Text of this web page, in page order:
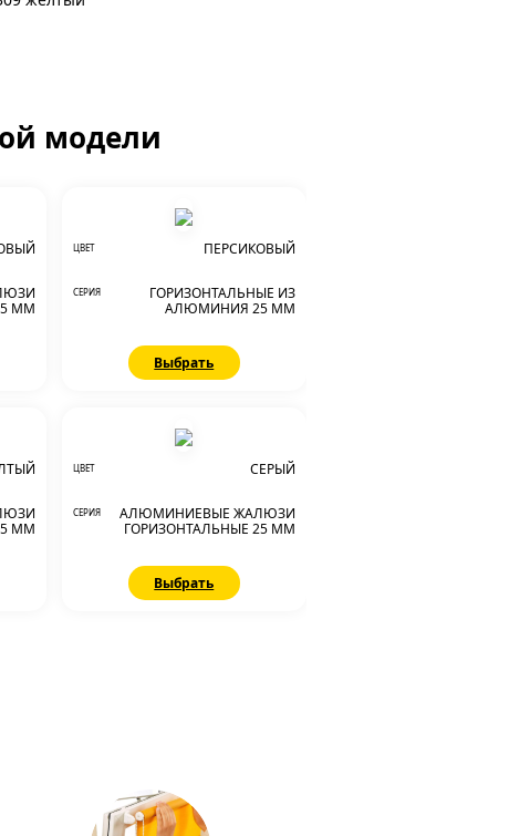
модели
ММ
ЦВЕТ ПЕРСИКОВЫЙ
СЕРИЯ
ГОРИЗОНТАЛЬНЫЕ ИЗ
АЛЮМИНИЯ 25 ММ
Выбрать
ММ
ЦВЕТ СЕРЫЙ
СЕРИЯ
АЛЮМИНИЕВЫЕ ЖАЛЮЗИ
ГОРИЗОНТАЛЬНЫЕ 25 ММ
Выбрать